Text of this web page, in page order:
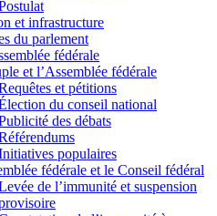
et infrastructure
du parlement
fédérale
et l’Assemblée fédérale
et pétitions
du conseil national
des débats
populaires
fédérale et le Conseil fédéral
de l’immunité et suspension